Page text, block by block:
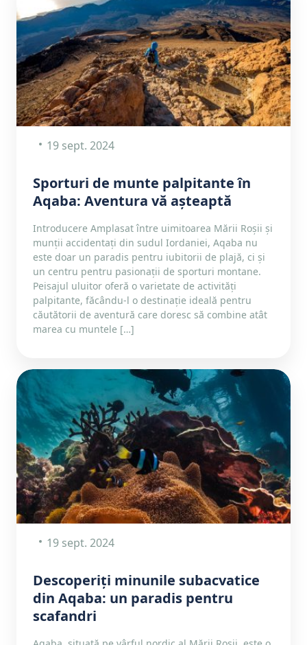
19 sept. 2024
Sporturi de munte palpitante în
Aqaba: Aventura vă așteaptă
Introducere Amplasat între uimitoarea Mării Roșii și
munții accidentați din sudul Iordaniei, Aqaba nu
este doar un paradis pentru iubitorii de plajă, ci și
un centru pentru pasionații de sporturi montane.
Peisajul uluitor oferă o varietate de activități
palpitante, făcându-l o destinație ideală pentru
căutătorii de aventură care doresc să combine atât
marea cu muntele […]
19 sept. 2024
Descoperiți minunile subacvatice
din Aqaba: un paradis pentru
scafandri